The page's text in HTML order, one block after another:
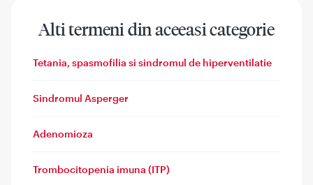
Alti termeni din aceeasi categorie
Tetania, spasmofilia si sindromul de hiperventilatie
Sindromul Asperger
Adenomioza
Trombocitopenia imuna (ITP)